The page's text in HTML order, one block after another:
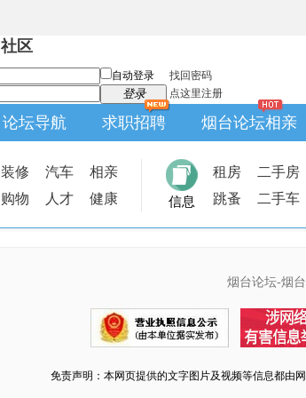
自动登录
找回密码
登录 点这里注册
论坛导航 求职招聘 烟台论坛相亲
装修 汽车
相亲
购物 人才 健康 信息
租房 二手房
跳蚤
二手车
烟台论坛-烟
免责声明：本网页提供的文字图片及视频等信息都由